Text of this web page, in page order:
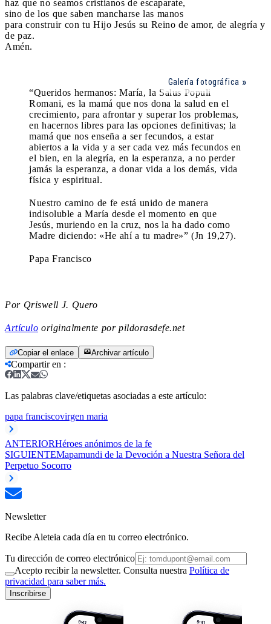
haz que no seamos cristianos de escaparate,
sino de los que saben mancharse las manos
para construir con tu Hijo Jesús su Reino de amor, de alegría y
de paz.
Amén.
Galería fotográfica
“Queridos hermanos: María, la Salus Populi
Romani, es la mamá que nos dona la salud en el
crecimiento, para afrontar y superar los problemas,
en hacernos libres para las opciones definitivas; la
mamá que nos enseña a ser fecundos, a estar
abiertos a la vida y a ser cada vez más fecundos en
el bien, en la alegría, en la esperanza, a no perder
jamás la esperanza, a donar vida a los demás, vida
física y espiritual.
Nuestro camino de fe está unido de manera
indisoluble a María desde el momento en que
Jesús, muriendo en la cruz, nos la ha dado como
Madre diciendo: «He ahí a tu madre»” (Jn 19,27).
Papa Francisco
Por Qriswell J. Quero
Artículo originalmente por pildorasdefe.net
Copiar el enlace Archivar artículo
Compartir en :
Las palabras clave/etiquetas asociadas a este artículo:
papa franciscovirgen maria
ANTERIORHéroes anónimos de la fe
SIGUIENTEMapamundi de la Devoción a Nuestra Señora del
Perpetuo Socorro
Newsletter
Recibe Aleteia cada día en tu correo electrónico.
Tu dirección de correo electrónico
Acepto recibir la newsletter. Consulta nuestra Política de
privacidad para saber más.
Inscribirse